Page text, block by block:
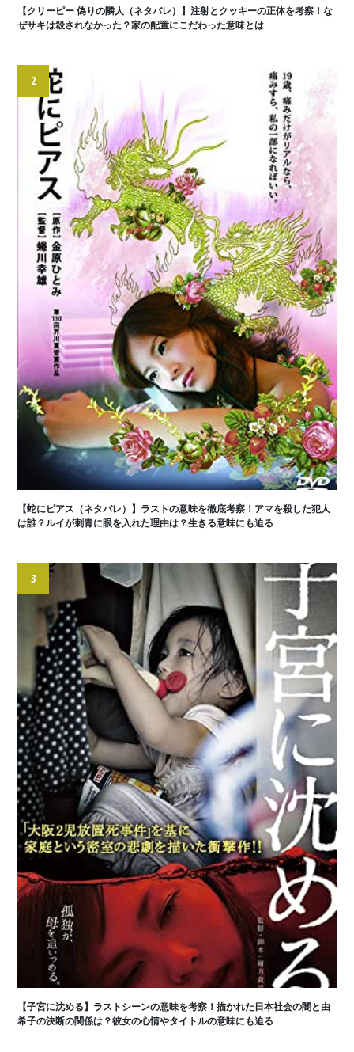
【クリーピー 偽りの隣人（ネタバレ）】注射とクッキーの正体を考察！な
ぜサキは殺されなかった？家の配置にこだわった意味とは
2
【蛇にピアス（ネタバレ）】ラストの意味を徹底考察！アマを殺した犯人
は誰？ルイが刺青に眼を入れた理由は？生きる意味にも迫る
3
【子宮に沈める】ラストシーンの意味を考察！描かれた日本社会の闇と由
希子の決断の関係は？彼女の心情やタイトルの意味にも迫る